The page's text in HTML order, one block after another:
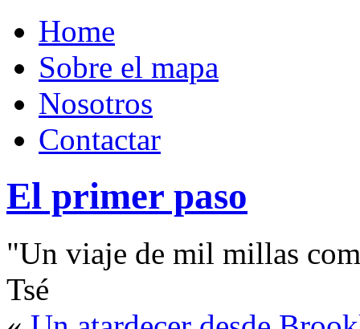
Home
Sobre el mapa
Nosotros
Contactar
El primer paso
"Un viaje de mil millas
Tsé